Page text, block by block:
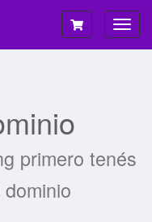
primero tenés